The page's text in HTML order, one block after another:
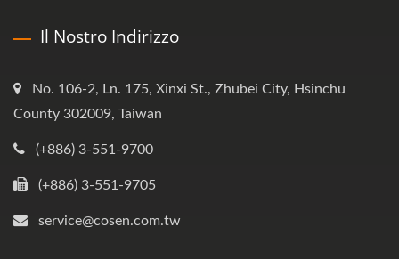
Il Nostro Indirizzo
No. 106-2, Ln. 175, Xinxi St., Zhubei City, Hsinchu
County 302009, Taiwan
(+886) 3-551-9700
(+886) 3-551-9705
service@cosen.com.tw